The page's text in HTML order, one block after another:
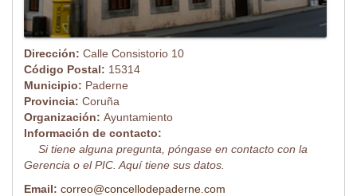
Dirección: Calle Consistorio 10
Código Postal: 15314
Municipio: Paderne
Provincia: Coruña
Organización: Ayuntamiento
Información de contacto:
Si tiene alguna pregunta, póngase en contacto con la
Gerencia o el PIC. Aquí tiene sus datos.
Email: correo@concellodepaderne.com